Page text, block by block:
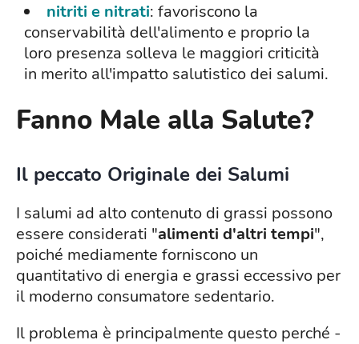
nitriti e nitrati: favoriscono la
conservabilità dell'alimento e proprio la
loro presenza solleva le maggiori criticità
in merito all'impatto salutistico dei salumi.
Fanno Male alla Salute?
Il peccato Originale dei Salumi
I salumi ad alto contenuto di grassi possono
essere considerati "alimenti d'altri tempi",
poiché mediamente forniscono un
quantitativo di energia e grassi eccessivo per
il moderno consumatore sedentario.
Il problema è principalmente questo perché -